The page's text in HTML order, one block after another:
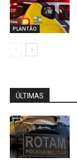
PLANTÃO
ÚLTIMAS